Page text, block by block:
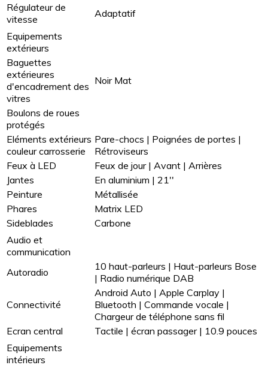
Régulateur de
vitesse
Adaptatif
Equipements
extérieurs
Baguettes
extérieures
d'encadrement des
vitres
Noir Mat
Boulons de roues
protégés
Eléments extérieurs
couleur carrosserie
Pare-chocs | Poignées de portes |
Rétroviseurs
Feux à LED
Feux de jour | Avant | Arrières
Jantes
En aluminium | 21''
Peinture
Métallisée
Phares
Matrix LED
Sideblades
Carbone
Audio et
communication
Autoradio
10 haut-parleurs | Haut-parleurs Bose
| Radio numérique DAB
Connectivité
Android Auto | Apple Carplay |
Bluetooth | Commande vocale |
Chargeur de téléphone sans fil
Ecran central
Tactile | écran passager | 10.9 pouces
Equipements
intérieurs